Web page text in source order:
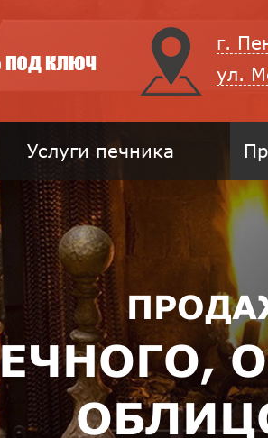
г.
ул.
Услуги печника